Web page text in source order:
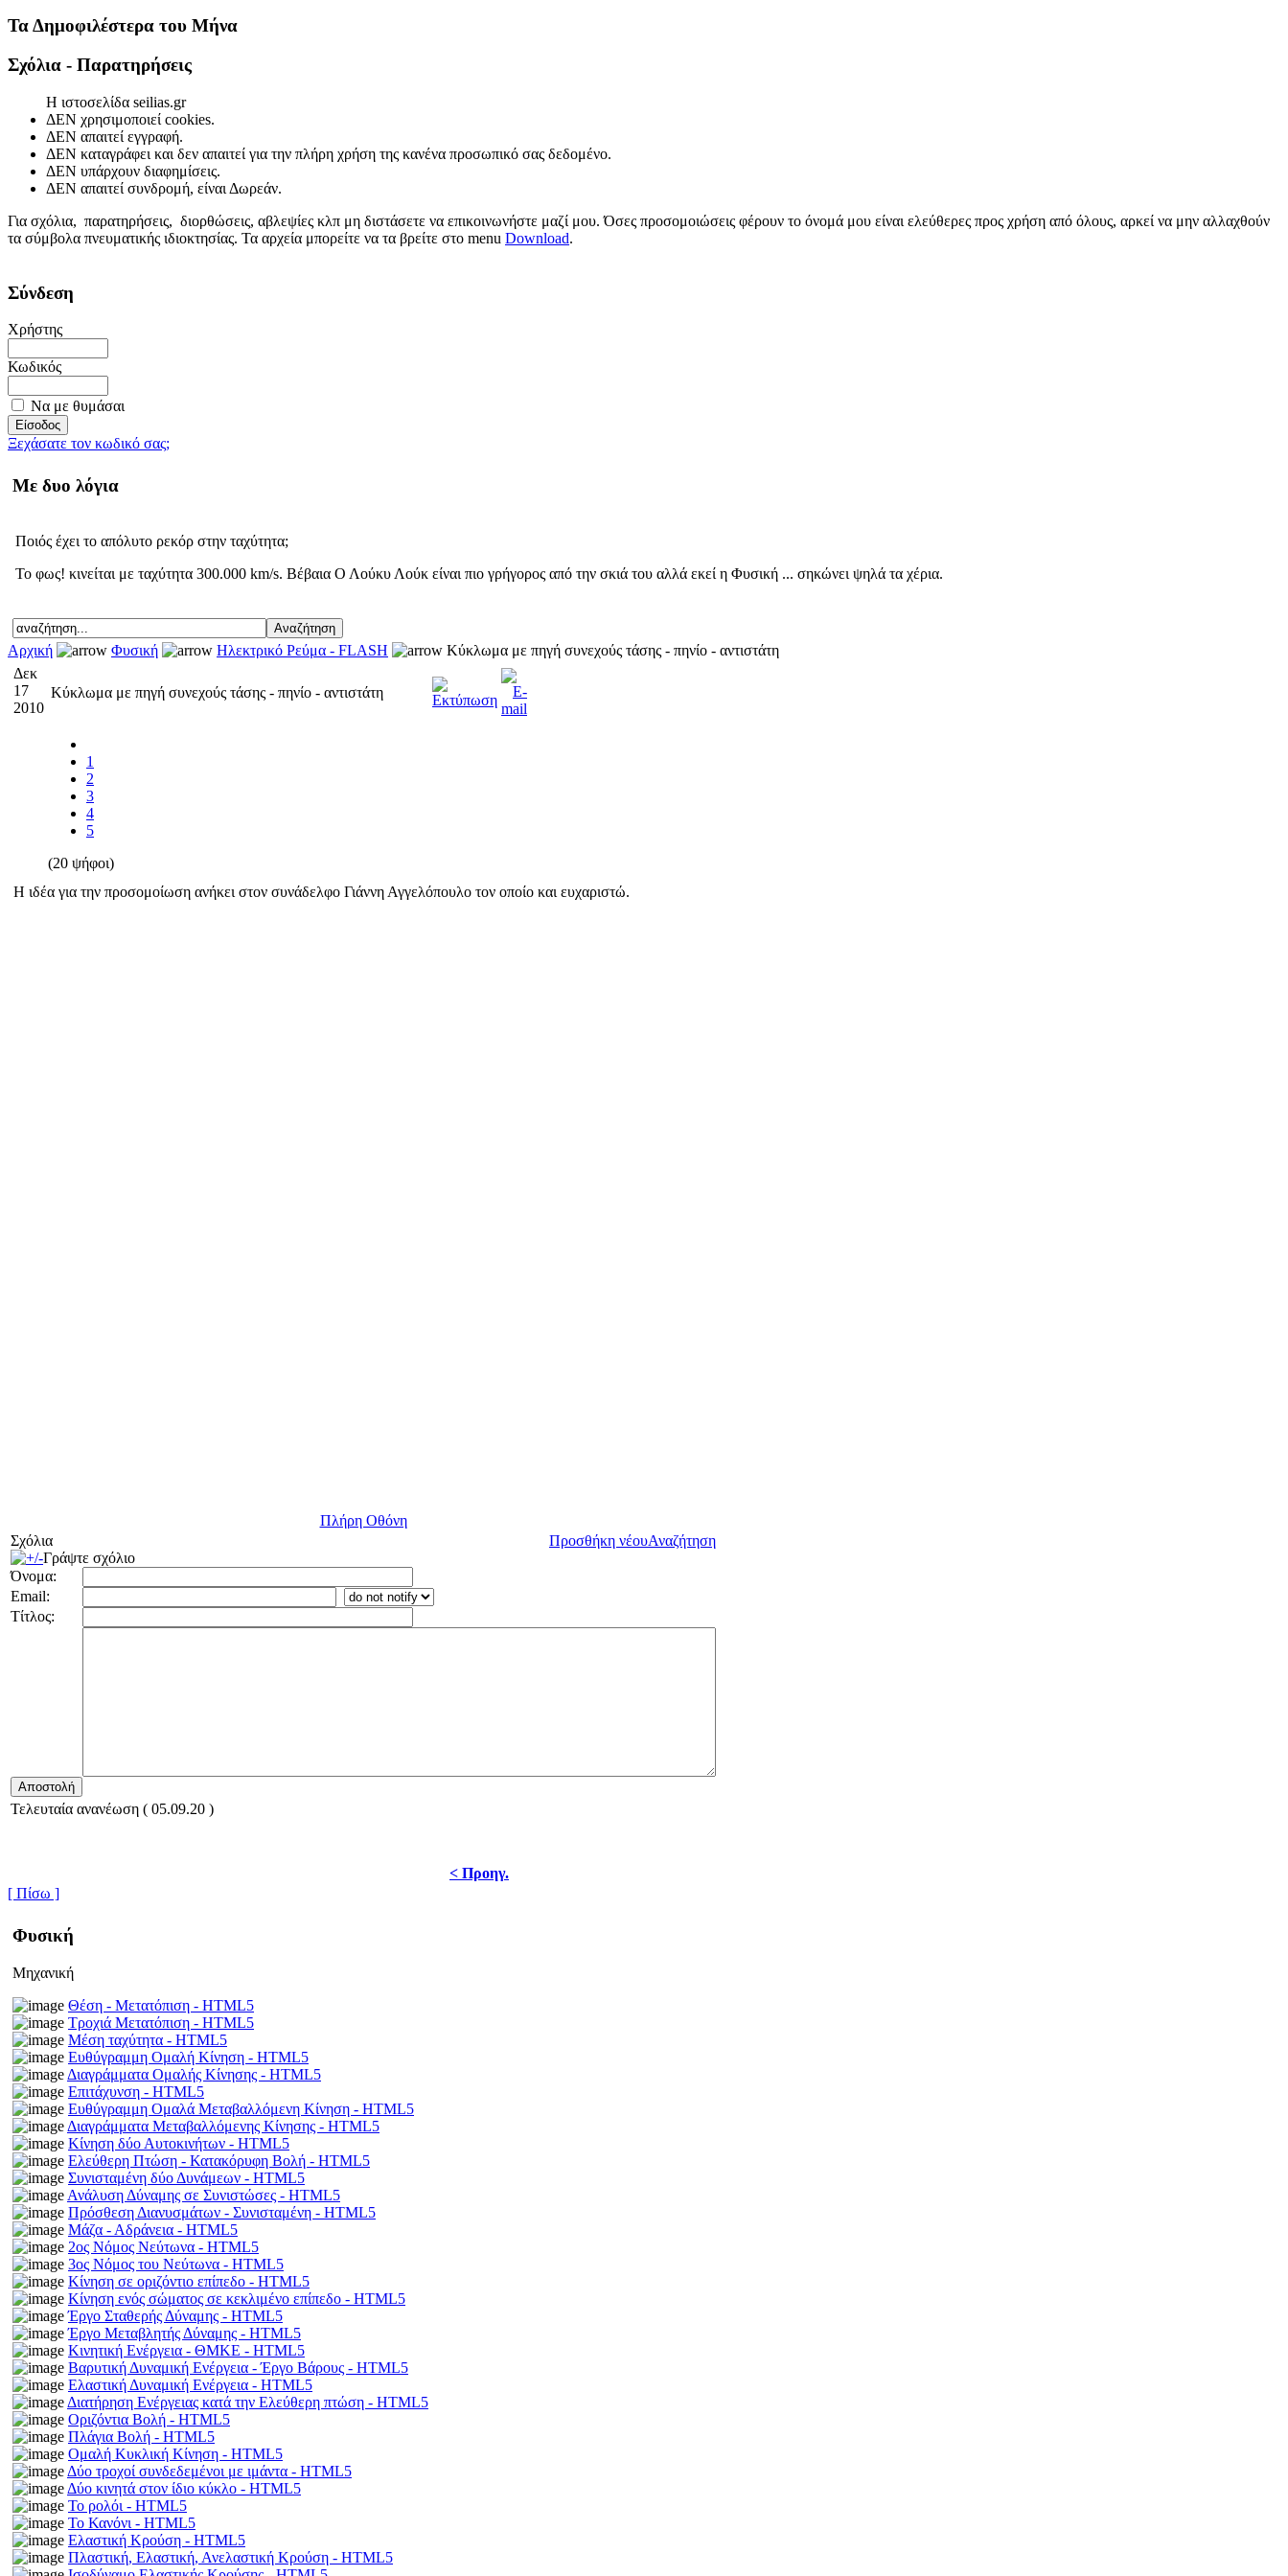
Τα Δημοφιλέστερα του Μήνα
Σχόλια - Παρατηρήσεις
Η ιστοσελίδα seilias.gr
ΔΕΝ χρησιμοποιεί cookies.
ΔΕΝ απαιτεί εγγραφή.
ΔΕΝ καταγράφει και δεν απαιτεί για την πλήρη χρήση της κανένα προσωπικό σας δεδομένο.
ΔΕΝ υπάρχουν διαφημίσεις.
ΔΕΝ απαιτεί συνδρομή, είναι Δωρεάν.
Για σχόλια, παρατηρήσεις, διορθώσεις, αβλεψίες κλπ μη διστάσετε να επικοινωνήστε μαζί μου. Όσες προσομοιώσεις φέρουν το όνομά μου είναι ελεύθερες προς χρήση από όλους, αρκεί να μην αλλαχθούν
τα σύμβολα πνευματικής ιδιοκτησίας. Τα αρχεία μπορείτε να τα βρείτε στο menu Download.
Σύνδεση
Χρήστης
Κωδικός
Να με θυμάσαι
Ξεχάσατε τον κωδικό σας;
Με δυο λόγια
Ποιός έχει το απόλυτο ρεκόρ στην ταχύτητα;
Το φως! κινείται με ταχύτητα 300.000 km/s. Βέβαια Ο Λούκυ Λούκ είναι πιο γρήγορος από την σκιά του αλλά εκεί η Φυσική ... σηκώνει ψηλά τα χέρια.
Αρχική Φυσική Ηλεκτρικό Ρεύμα - FLASH
Κύκλωμα με πηγή συνεχούς τάσης - πηνίο - αντιστάτη
Δεκ
17
2010
Κύκλωμα με πηγή συνεχούς τάσης - πηνίο - αντιστάτη
1
2
3
4
5
(20 ψήφοι)
Η ιδέα για την προσομοίωση ανήκει στον συνάδελφο Γιάννη Αγγελόπουλο τον οποίο και ευχαριστώ.
Πλήρη Οθόνη
Σχόλια
Προσθήκη νέουΑναζήτηση
Γράψτε σχόλιο
Όνομα:
Email:
Τίτλος:
Τελευταία ανανέωση ( 05.09.20 )
< Προηγ.
[ Πίσω ]
Φυσική
Μηχανική
Θέση - Μετατόπιση - HTML5
Τροχιά Μετατόπιση - HTML5
Μέση ταχύτητα - HTML5
Ευθύγραμμη Ομαλή Κίνηση - HTML5
Διαγράμματα Ομαλής Κίνησης - HTML5
Επιτάχυνση - HTML5
Ευθύγραμμη Ομαλά Μεταβαλλόμενη Κίνηση - HTML5
Διαγράμματα Μεταβαλλόμενης Κίνησης - HTML5
Κίνηση δύο Αυτοκινήτων - HTML5
Ελεύθερη Πτώση - Κατακόρυφη Βολή - HTML5
Συνισταμένη δύο Δυνάμεων - HTML5
Ανάλυση Δύναμης σε Συνιστώσες - HTML5
Πρόσθεση Διανυσμάτων - Συνισταμένη - HTML5
Μάζα - Αδράνεια - HTML5
2ος Νόμος Νεύτωνα - HTML5
3ος Νόμος του Νεύτωνα - HTML5
Κίνηση σε οριζόντιο επίπεδο - HTML5
Κίνηση ενός σώματος σε κεκλιμένο επίπεδο - HTML5
Έργο Σταθερής Δύναμης - HTML5
Έργο Μεταβλητής Δύναμης - HTML5
Κινητική Ενέργεια - ΘΜΚΕ - HTML5
Βαρυτική Δυναμική Ενέργεια - Έργο Βάρους - HTML5
Ελαστική Δυναμική Ενέργεια - HTML5
Διατήρηση Ενέργειας κατά την Ελεύθερη πτώση - HTML5
Οριζόντια Βολή - HTML5
Πλάγια Βολή - HTML5
Ομαλή Κυκλική Κίνηση - HTML5
Δύο τροχοί συνδεδεμένοι με ιμάντα - HTML5
Δύο κινητά στον ίδιο κύκλο - HTML5
Το ρολόι - HTML5
Το Κανόνι - HTML5
Ελαστική Κρούση - HTML5
Πλαστική, Ελαστική, Ανελαστική Κρούση - HTML5